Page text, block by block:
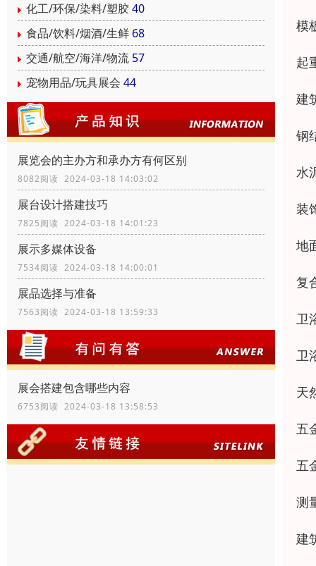
化工/环保/染料/塑胶40
食品/饮料/烟酒/生鲜 68
交通/航空/海洋/物流 57
宠物用品/玩具展会 44
展览会的主办方和承办方有何区别
8082阅读 2024-03-18 14:03:02
展台设计搭建技巧
7825阅读 2024-03-18 14:01:23
展示多媒体设备
7534阅读 2024-03-18 14:00:01
展品选择与准备
7563阅读 2024-03-18 13:59:33
展会搭建包含哪些内容
6753阅读 2024-03-18 13:58:53
模
起
建
钢
水
装
地
复
卫
卫
天
五
五
测
建